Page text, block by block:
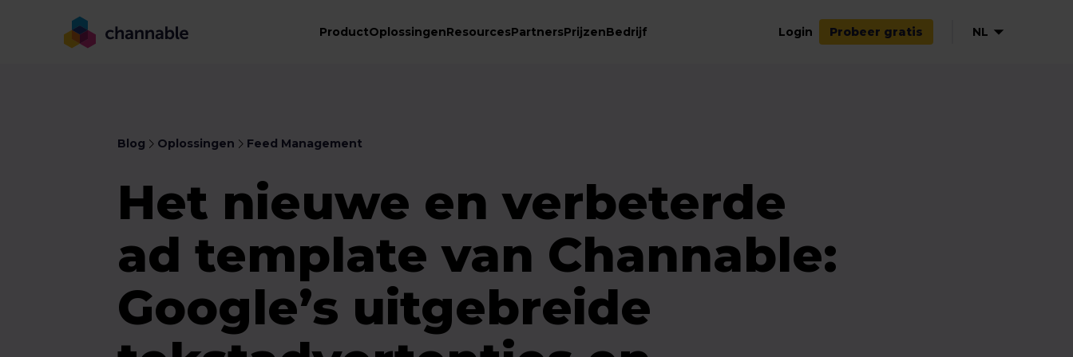
ProductOplossingenResourcesPartnersPrijzenBedrijf Login Probeer gratis NL
Blog Oplossingen Feed Management
Het nieuwe en verbeterde
ad template van Channable:
Google’s uitgebreide